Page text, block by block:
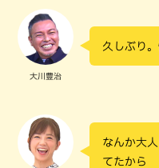
大川豊治
久しぶり
なんか大
てたから